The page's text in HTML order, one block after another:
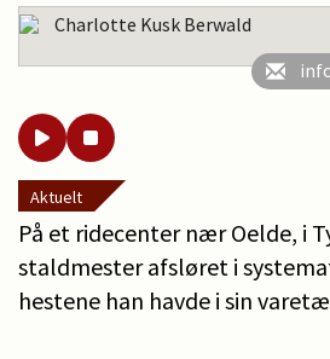
Charlotte Kusk Berwald
Aktuelt
På et ridecenter nær Oelde, i
staldmester afsløret i
hestene han havde i sin